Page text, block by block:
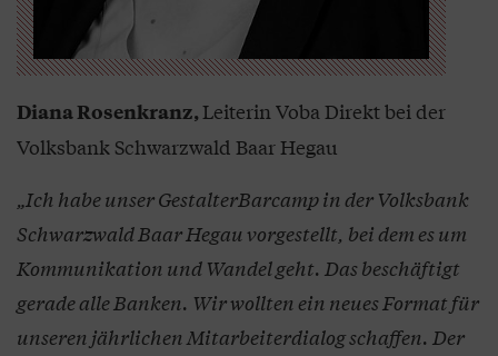
Diana Rosenkranz,Leiterin Voba Direkt bei der
Volksbank Schwarzwald Baar Hegau
„Ich habe unser GestalterBarcamp in der Volksbank
Schwarzwald Baar Hegau vorgestellt, bei dem es um
Kommunikation und Wandel geht. Das beschäftigt
gerade alle Banken. Wir wollten ein neues Format für
unseren jährlichen Mitarbeiterdialog schaffen. Der